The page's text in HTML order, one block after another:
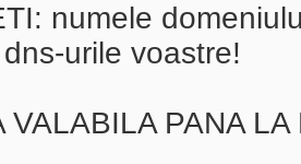
numele
urile voastre!
VALABILA PANA